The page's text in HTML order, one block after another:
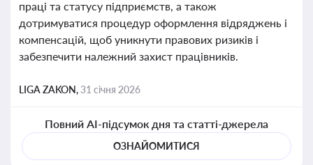
праці та статусу підприємств, а також
дотримуватися процедур оформлення відряджень і
компенсацій, щоб уникнути правових ризиків і
забезпечити належний захист працівників.
LIGA ZAKON,31 січня 2026
Повний AI-підсумок дня та статті-джерела
ОЗНАЙОМИТИСЯ